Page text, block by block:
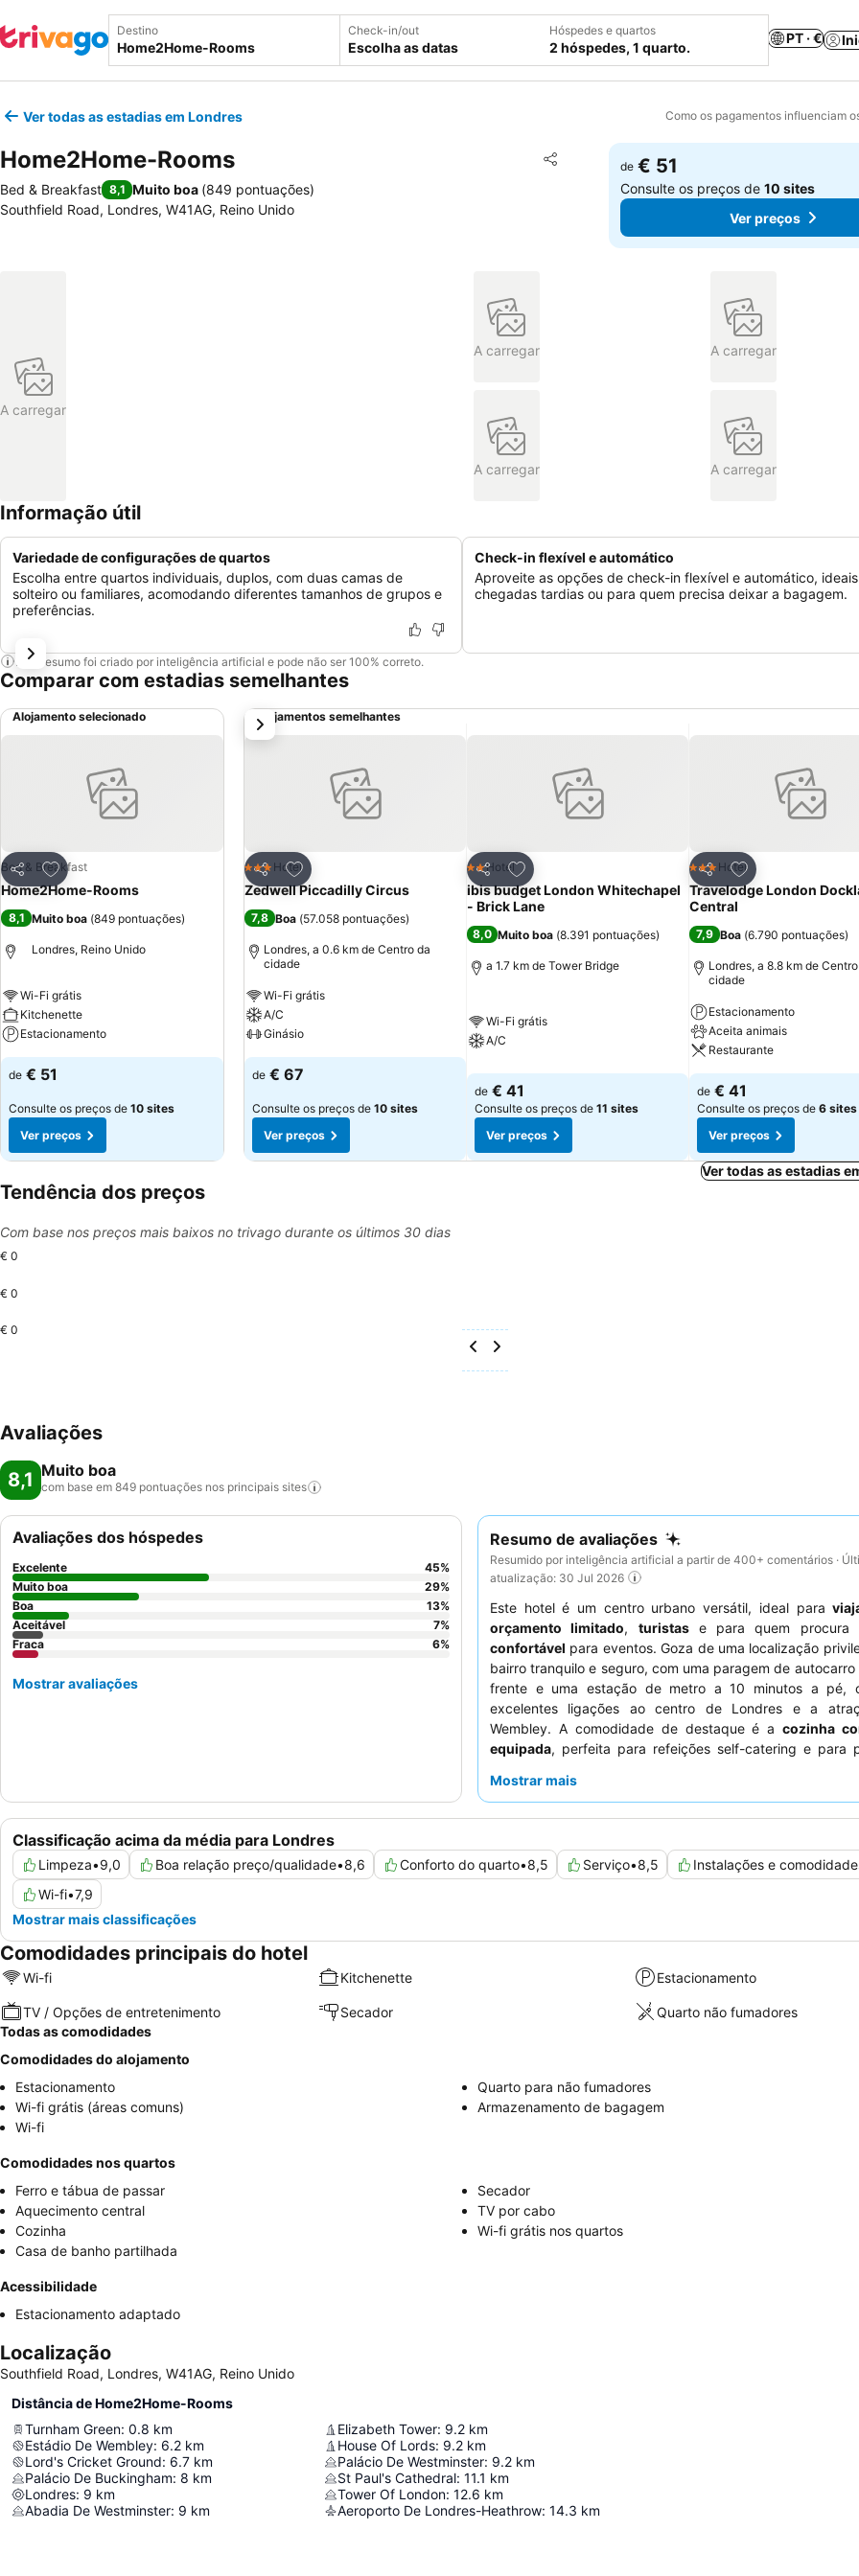
Destino Check-in/out
Escolha as datas
Hóspedes e quartos
2 hóspedes, 1 quarto.
PT · €
Ver todas as estadias em Londres Como os pagamentos influenciam
Home2Home-Rooms Partilhar
Adicionar aos favoritos
Bed & Breakfast 8,1 Muito boa (849 pontuações)
Southfield Road, Londres, W41AG, Reino Unido
de € 51
Consulte os preços de10 sites
Ver preços
A carregar
A carregar A carregar
A carregar A carregar
Informação útil
Variedade de configurações de quartos
Escolha entre quartos individuais, duplos, com duas camas de
solteiro ou familiares, acomodando diferentes tamanhos de grupos e
preferências.
Check-in flexível e automático
Aproveite as opções de check-in flexível e automático,
chegadas tardias ou para quem precisa deixar a bagagem.
Este resumo foi criado por inteligência artificial e pode não ser 100% correto.
Comparar com estadias semelhantes
Alojamento selecionado
Partilhar
Adicionar aos favoritos
Bed & Breakfast
Home2Home-Rooms
8,1 Muito boa (849 pontuações)
Londres, Reino Unido
Wi-Fi grátis
Kitchenette
Estacionamento
de € 51
Consulte os preços de 10 sites
Ver preços
Alojamentos semelhantes
Partilhar
Adicionar aos favoritos
3 Estrelas
Hotel
Zedwell Piccadilly Circus
7,8 Boa (57.058 pontuações)
Londres, a 0.6 km de Centro da
cidade
Wi-Fi grátis
A/C
Ginásio
de € 67
Consulte os preços de 10 sites
Ver preços
Partilhar
Adicionar aos favoritos
2 Estrelas
Hotel
ibis budget London Whitechapel
- Brick Lane
8,0 Muito boa (8.391 pontuações)
a 1.7 km de Tower Bridge
Wi-Fi grátis
A/C
de € 41
Consulte os preços de 11 sites
Ver preços
Partilhar
Adicionar aos
3 Estrelas
Hotel
Travelodge London
Central
7,9 Boa (6.790 pontuações)
Londres, a 8.8 km de
cidade
Estacionamento
Aceita animais
Restaurante
de € 41
Consulte os preços de 6 sites
Ver preços
próximo
Ver todas as estadias
Tendência dos preços
Com base nos preços mais baixos no trivago durante os últimos 30 dias
€ 0
€ 0
€ 0
Avaliações
8,1 Muito boa
com base em 849 pontuações nos principais sites
Resumo de avaliações
Resumido por inteligência artificial a partir de 400+ comentários ·
atualização: 30 Jul 2026
Este hotel é um centro urbano versátil, ideal para
orçamento limitado, turistase para quem procura
confortável para eventos. Goza de uma localização
bairro tranquilo e seguro, com uma paragem de autocarro
frente e uma estação de metro a 10 minutos a pé,
excelentes ligações ao centro de Londres e a
Wembley. A comodidade de destaque é acozinha
equipada, perfeita para refeições self-catering e para
oproprietário e os funcionários, que são prestativos e
Mostrar mais
Classificação acima da média para Londres
Limpeza•9,0 Boa relação preço/qualidade•8,6 Conforto do quarto•8,5 Serviço•8,5 Instalações e
Wi-fi•7,9
Mostrar mais classificações
Avaliações dos hóspedes
Excelente 45%
Muito boa
29%
Boa
13%
Aceitável
7%
Fraca
6%
Mostrar avaliações
Comodidades principais do hotel
Wi-fi Kitchenette Estacionamento
TV / Opções de entretenimento Secador
Quarto não fumadores
Todas as comodidades
Comodidades do alojamento
Estacionamento
Quarto para não fumadores
Wi-fi grátis (áreas comuns)
Armazenamento de bagagem
Wi-fi
Comodidades nos quartos
Ferro e tábua de passar
Secador
Aquecimento central
TV por cabo
Cozinha
Wi-fi grátis nos quartos
Casa de banho partilhada
Acessibilidade
Estacionamento adaptado
Localização
Southfield Road, Londres, W41AG, Reino Unido
Distância de Home2Home-Rooms
Turnham Green: 0.8 km
Estádio De Wembley: 6.2 km
Lord's Cricket Ground: 6.7 km
Palácio De Buckingham: 8 km
Londres: 9 km
Abadia De Westminster: 9 km
Elizabeth Tower: 9.2 km
House Of Lords: 9.2 km
Palácio De Westminster: 9.2 km
St Paul's Cathedral: 11.1 km
Tower Of London: 12.6 km
Aeroporto De Londres-Heathrow: 14.3 km